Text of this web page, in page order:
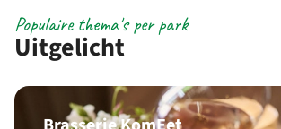
Uitgelicht
Populaire thema's per park